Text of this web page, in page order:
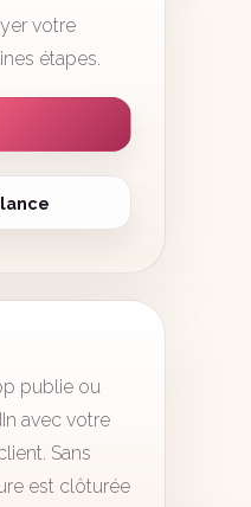
votre
étapes.
publie ou
avec votre
Sans
est clôturée